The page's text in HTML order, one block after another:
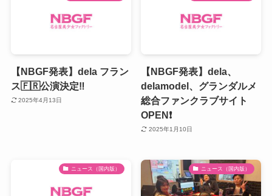
【NBGF発表】dela フラン
ス🇫🇷公演決定‼️
2025年4月13日
【NBGF発表】dela、
delamodel、グランダルメ
総合ファンクラブサイト
OPEN❗️
2025年1月10日
ニュース（国内版） ニュース（国内版）